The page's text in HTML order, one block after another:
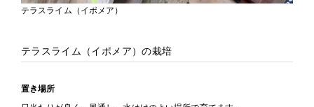
テラスライム（イポメア）
テラスライム（イポメア）の栽培
置き場所